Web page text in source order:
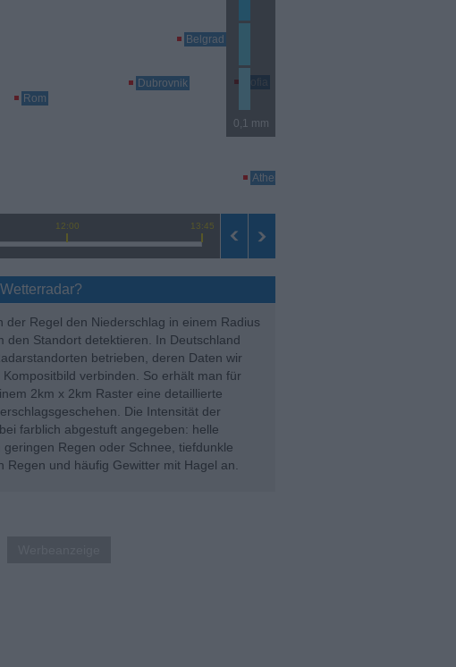
Rom
Athen
Belgrad
Dubrovnik
0,1 mm
12:00 13:45
der Regel den Niederschlag in einem Radius
den Standort detektieren. In Deutschland
betrieben, deren Daten wir
verbinden. So erhält man für
2km x 2km Raster eine detaillierte
Die Intensität der
farblich abgestuft angegeben: helle
Regen oder Schnee, tiefdunkle
Regen und häufig Gewitter mit Hagel an.